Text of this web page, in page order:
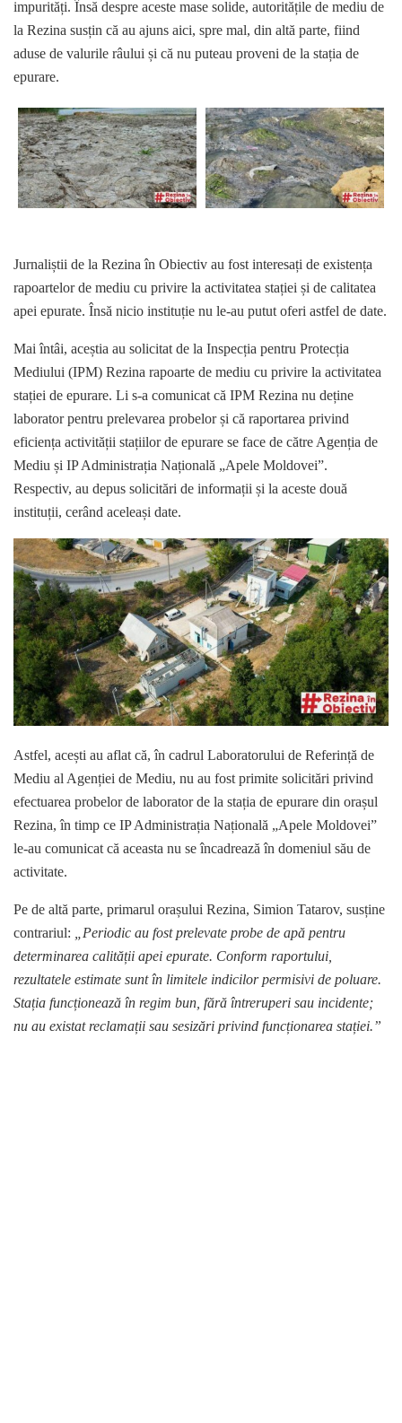
impurități. Însă despre aceste mase solide, autoritățile de mediu de
la Rezina susțin că au ajuns aici, spre mal, din altă parte, fiind
aduse de valurile râului și că nu puteau proveni de la stația de
epurare.
Jurnaliștii de la Rezina în Obiectiv au fost interesați de existența
rapoartelor de mediu cu privire la activitatea stației și de calitatea
apei epurate. Însă nicio instituție nu le-au putut oferi astfel de date.
Mai întâi, aceștia au solicitat de la Inspecția pentru Protecția
Mediului (IPM) Rezina rapoarte de mediu cu privire la activitatea
stației de epurare. Li s-a comunicat că IPM Rezina nu deține
laborator pentru prelevarea probelor și că raportarea privind
eficiența activității stațiilor de epurare se face de către Agenția de
Mediu și IP Administrația Națională „Apele Moldovei”.
Respectiv, au depus solicitări de informații și la aceste două
instituții, cerând aceleași date.
Astfel, acești au aflat că, în cadrul Laboratorului de Referință de
Mediu al Agenției de Mediu, nu au fost primite solicitări privind
efectuarea probelor de laborator de la stația de epurare din orașul
Rezina, în timp ce IP Administrația Națională „Apele Moldovei”
le-au comunicat că aceasta nu se încadrează în domeniul său de
activitate.
Pe de altă parte, primarul orașului Rezina, Simion Tatarov, susține
contrariul:
„Periodic au fost prelevate probe de apă pentru
determinarea calității apei epurate. Conform raportului,
rezultatele estimate sunt în limitele indicilor permisivi de poluare.
Stația funcționează în regim bun, fără întreruperi sau incidente;
nu au existat reclamații sau sesizări privind funcționarea stației.”